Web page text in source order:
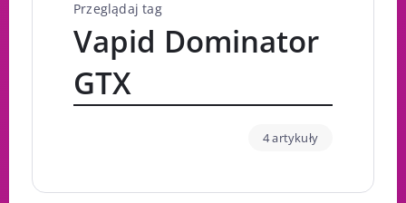
Przeglądaj tag
Vapid Dominator
GTX
4 artykuły